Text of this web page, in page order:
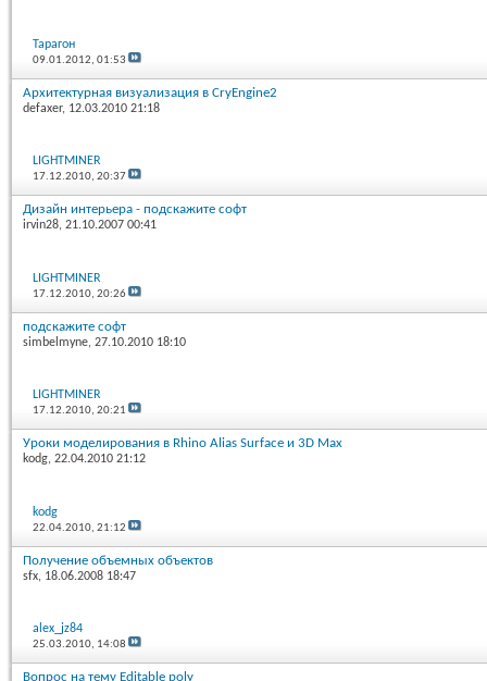
Тарагон
09.01.2012,01:53
Архитектурная визуализация в CryEngine2
defaxer, 12.03.2010 21:18
LIGHTMINER
17.12.2010,20:37
Дизайн интерьера - подскажите софт
irvin28, 21.10.2007 00:41
LIGHTMINER
17.12.2010,20:26
подскажите софт
simbelmyne, 27.10.2010 18:10
LIGHTMINER
17.12.2010,20:21
Уроки моделирования в Rhino Alias Surface и 3D Max
kodg, 22.04.2010 21:12
kodg
22.04.2010,21:12
Получение объемных объектов
sfx, 18.06.2008 18:47
alex_jz84
25.03.2010, 14:08
Вопрос на тему Editable poly